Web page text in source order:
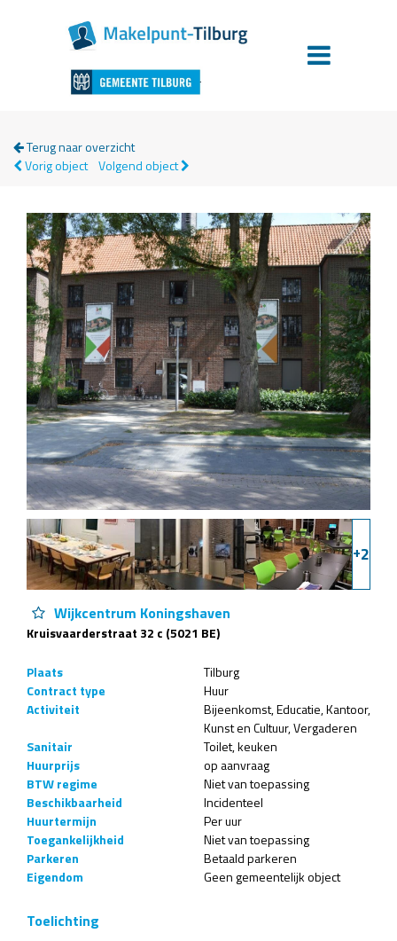
Terug naar overzicht
Vorig object Volgend object
+2
Wijkcentrum Koningshaven
Kruisvaarderstraat 32 c (5021 BE)
Plaats
Tilburg
Contract type
Huur
Activiteit
Bijeenkomst Educatie Kantoor
Kunst en Cultuur Vergaderen
Sanitair
Toilet keuken
Huurprijs
op aanvraag
BTW regime
Niet van toepassing
Beschikbaarheid
Incidenteel
Huurtermijn
Per uur
Toegankelijkheid
Niet van toepassing
Parkeren
Betaald parkeren
Eigendom
Geen gemeentelijk object
Toelichting